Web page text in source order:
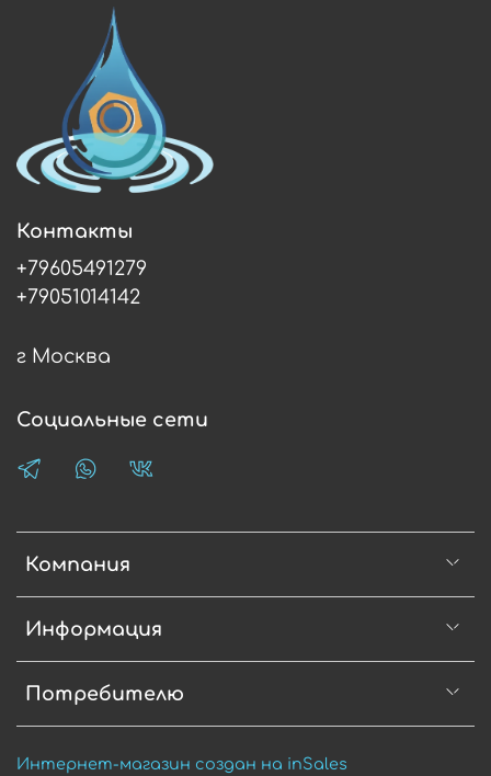
Компания
Информация
Потребителю
Контакты
+79605491279
+79051014142
г Москва
Социальные сети
Интернет-магазин создан на inSales